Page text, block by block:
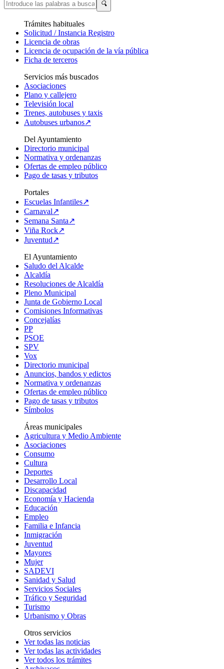
🔍
Trámites habituales
Solicitud / Instancia Registro
Licencia de obras
Licencia de ocupación de la vía pública
Ficha de terceros
Servicios más buscados
Asociaciones
Plano y callejero
Televisión local
Trenes, autobuses y taxis
Autobuses urbanos↗
Del Ayuntamiento
Directorio municipal
Normativa y ordenanzas
Ofertas de empleo público
Pago de tasas y tributos
Portales
Escuelas Infantiles↗
Carnaval↗
Semana Santa↗
Viña Rock↗
Juventud↗
El Ayuntamiento
Saludo del Alcalde
Alcaldía
Resoluciones de Alcaldía
Pleno Municipal
Junta de Gobierno Local
Comisiones Informativas
Concejalías
PP
PSOE
SPV
Vox
Directorio municipal
Anuncios, bandos y edictos
Normativa y ordenanzas
Ofertas de empleo público
Pago de tasas y tributos
Símbolos
Áreas municipales
Agricultura y Medio Ambiente
Asociaciones
Consumo
Cultura
Deportes
Desarrollo Local
Discapacidad
Economía y Hacienda
Educación
Empleo
Familia e Infancia
Inmigración
Juventud
Mayores
Mujer
SADEVI
Sanidad y Salud
Servicios Sociales
Tráfico y Seguridad
Turismo
Urbanismo y Obras
Otros servicios
Ver todas las noticias
Ver todas las actividades
Ver todos los trámites